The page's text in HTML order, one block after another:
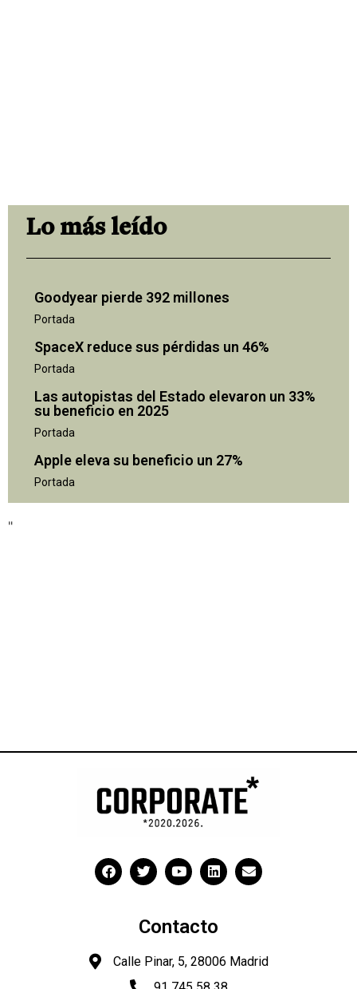
Lo más leído
Goodyear pierde 392 millones
Portada
SpaceX reduce sus pérdidas un 46%
Portada
Las autopistas del Estado elevaron un 33%
su beneficio en 2025
Portada
Apple eleva su beneficio un 27%
Portada
"
Contacto
Calle Pinar, 5, 28006 Madrid